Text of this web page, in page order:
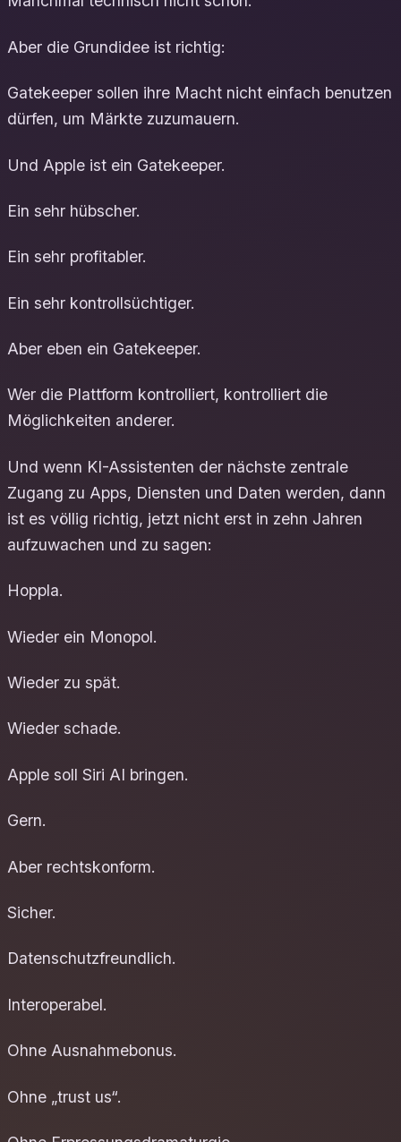
Aber die Grundidee ist richtig:
Gatekeeper sollen ihre Macht nicht einfach benutzen
dürfen, um Märkte zuzumauern.
Und Apple ist ein Gatekeeper.
Ein sehr hübscher.
Ein sehr profitabler.
Ein sehr kontrollsüchtiger.
Aber eben ein Gatekeeper.
Wer die Plattform kontrolliert, kontrolliert die
Möglichkeiten anderer.
Und wenn KI-Assistenten der nächste zentrale
Zugang zu Apps, Diensten und Daten werden, dann
ist es völlig richtig, jetzt nicht erst in zehn Jahren
aufzuwachen und zu sagen:
Hoppla.
Wieder ein Monopol.
Wieder zu spät.
Wieder schade.
Apple soll Siri AI bringen.
Gern.
Aber rechtskonform.
Sicher.
Datenschutzfreundlich.
Interoperabel.
Ohne Ausnahmebonus.
Ohne „trust us“.